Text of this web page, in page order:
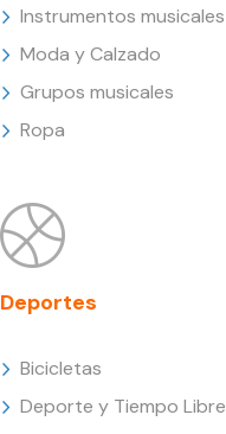
Instrumentos musicales
Moda y Calzado
Grupos musicales
Ropa
Deportes
Bicicletas
Deporte y Tiempo Libre